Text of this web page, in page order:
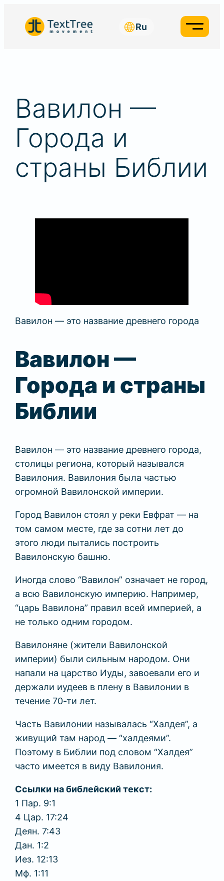
Ru
Вавилон —
Города и
страны Библии
Вавилон — это название древнего города
Вавилон —
Города и страны
Библии
Вавилон — это название древнего города,
столицы региона, который назывался
Вавилония. Вавилония была частью
огромной Вавилонской империи.
Город Вавилон стоял у реки Евфрат — на
том самом месте, где за сотни лет до
этого люди пытались построить
Вавилонскую башню.
Иногда слово “Вавилон” означает не город,
а всю Вавилонскую империю. Например,
“царь Вавилона” правил всей империей, а
не только одним городом.
Вавилоняне (жители Вавилонской
империи) были сильным народом. Они
напали на царство Иуды, завоевали его и
держали иудеев в плену в Вавилонии в
течение 70-ти лет.
Часть Вавилонии называлась “Халдея”, а
живущий там народ — “халдеями”.
Поэтому в Библии под словом “Халдея”
часто имеется в виду Вавилония.
Ссылки на библейский текст:
1 Пар. 9:1
4 Цар. 17:24
Деян. 7:43
Дан. 1:2
Иез. 12:13
Мф. 1:11